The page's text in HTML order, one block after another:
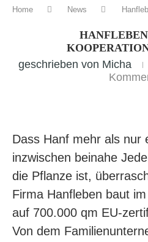
Home News
geschrieben von Micha
Dass Hanf mehr als nur
inzwischen beinahe
die Pflanze ist,
Firma Hanfleben baut
auf 700.000 qm EU-
Von dem